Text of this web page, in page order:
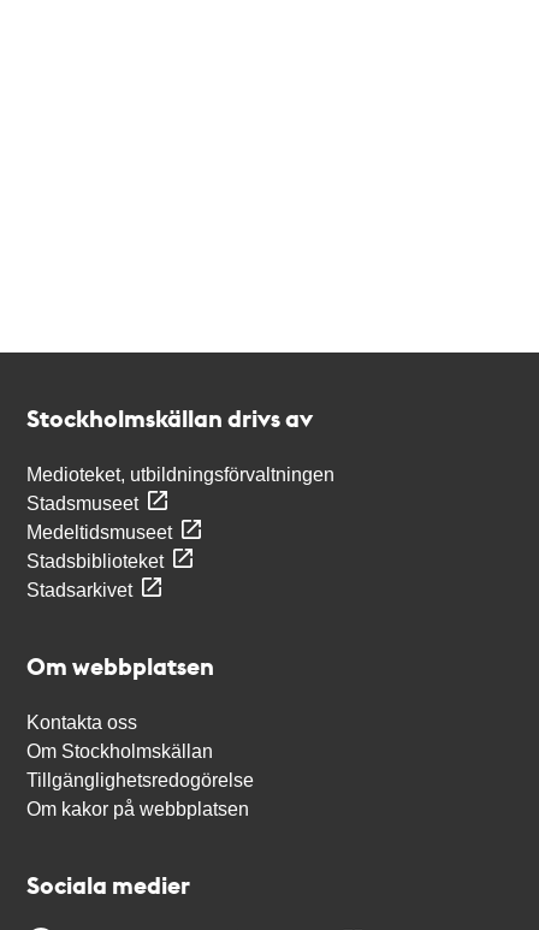
Stockholmskällan drivs av
Medioteket, utbildningsförvaltningen
Stadsmuseet
Medeltidsmuseet
Stadsbiblioteket
Stadsarkivet
Om webbplatsen
Kontakta oss
Om Stockholmskällan
Tillgänglighetsredogörelse
Om kakor på webbplatsen
Sociala medier